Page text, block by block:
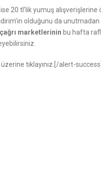
ise 20 tl’lik yumuş
olduğunu da
çağrı marketlerinin bu hafta
tıklayınız.[/alert-success]